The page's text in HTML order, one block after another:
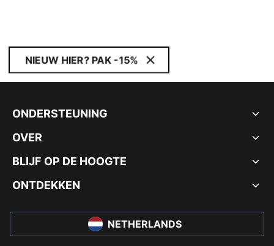
NIEUW HIER? PAK -15%
ONDERSTEUNING
OVER
BLIJF OP DE HOOGTE
ONTDEKKEN
NETHERLANDS